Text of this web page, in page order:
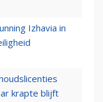
Izhavia in
krapte blijft